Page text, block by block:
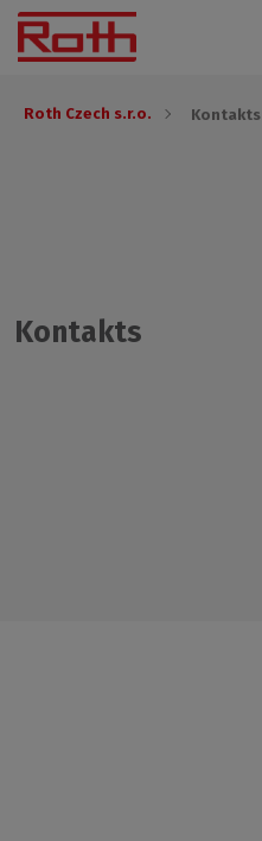
Roth Czech s.r.o. Kontakts
Kontakts